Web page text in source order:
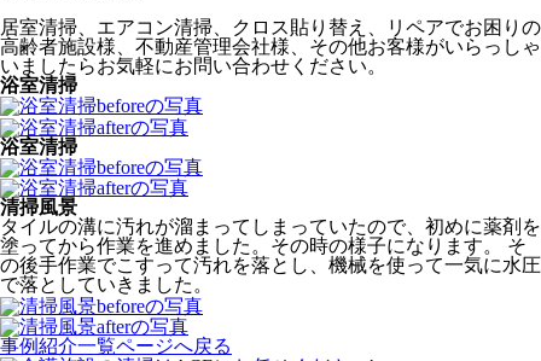
居室清掃、エアコン清掃、クロス貼り替え、リペアでお困りの
高齢者施設様、不動産管理会社様、その他お客様がいらっしゃ
いましたらお気軽にお問い合わせください。
浴室清掃
浴室清掃
清掃風景
タイルの溝に汚れが溜まってしまっていたので、初めに薬剤を
塗ってから作業を進めました。その時の様子になります。 そ
の後手作業でこすって汚れを落とし、機械を使って一気に水圧
で落としていきました。
事例紹介一覧ページへ戻る